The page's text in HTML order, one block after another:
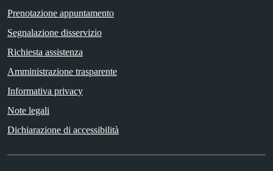
Prenotazione appuntamento
Segnalazione disservizio
Richiesta assistenza
Amministrazione trasparente
Informativa privacy
Note legali
Dichiarazione di accessibilità